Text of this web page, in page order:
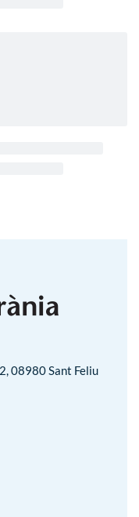
08980 Sant Feliu